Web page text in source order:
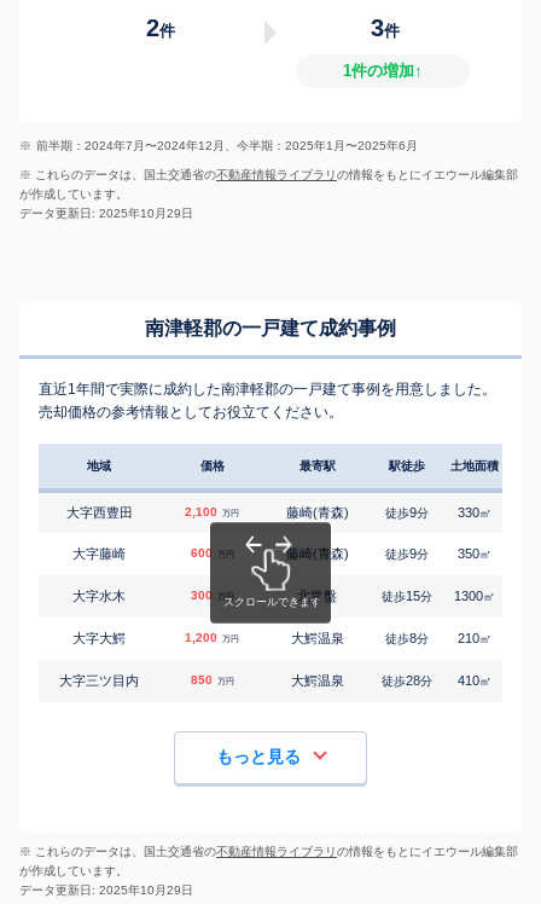
2件 3件
1件の増加↑
※ 前半期：2024年7月〜2024年12月、今半期：2025年1月〜2025年6月
※ これらのデータは、国土交通省の不動産情報ライブラリの情報をもとにイエウール編集部
が作成しています。
データ更新日: 2025年10月29日
南津軽郡の一戸建て成約事例
直近1年間で実際に成約した南津軽郡の一戸建て事例を用意しました。
売却価格の参考情報としてお役立てください。
地域 価格 最寄駅 駅徒歩 土地面積
大字西豊田 2,100 万円 藤崎(青森) 徒歩9分 330㎡
大字藤崎 600 万円 藤崎(青森) 徒歩9分 350㎡
大字水木 300 万円 北常盤 徒歩15分 1300㎡
大字大鰐 1,200 万円 大鰐温泉 徒歩8分 210㎡
大字三ツ目内 850 万円 大鰐温泉 徒歩28分 410㎡
もっと見る
※ これらのデータは、国土交通省の不動産情報ライブラリの情報をもとにイエウール編集部
が作成しています。
データ更新日: 2025年10月29日